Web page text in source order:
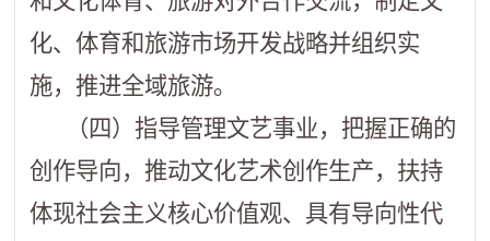
化、体育和旅游市场开发战略并组织实
施，推进全域旅游。
（四）指导管理文艺事业，把握正确的
创作导向，推动文化艺术创作生产，扶持
体现社会主义核心价值观、具有导向性代